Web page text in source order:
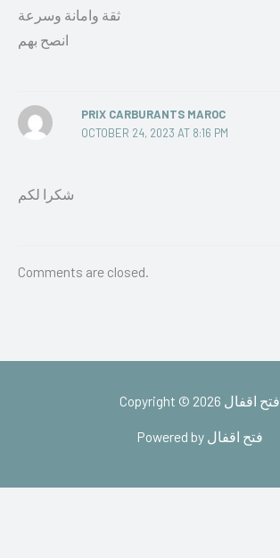
ثقة وامانة وسرعة
انصح بهم
PRIX CARBURANTS MAROC
OCTOBER 24, 2023 AT 8:16 PM
شكرا لكم
Comments are closed.
Copyright © 2026 فتح اقفال
Powered by فتح اقفال